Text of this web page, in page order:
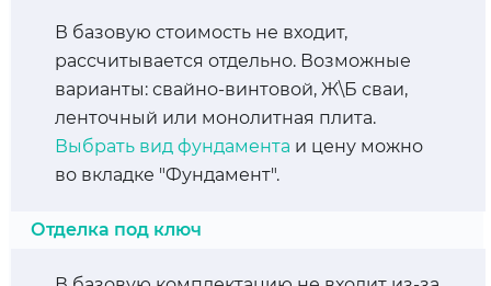
В базовую стоимость не входит,
рассчитывается отдельно. Возможные
варианты: свайно-винтовой, Ж\Б сваи,
ленточный или монолитная плита.
Выбрать вид фундамента и цену можно
во вкладке "Фундамент".
Отделка под ключ